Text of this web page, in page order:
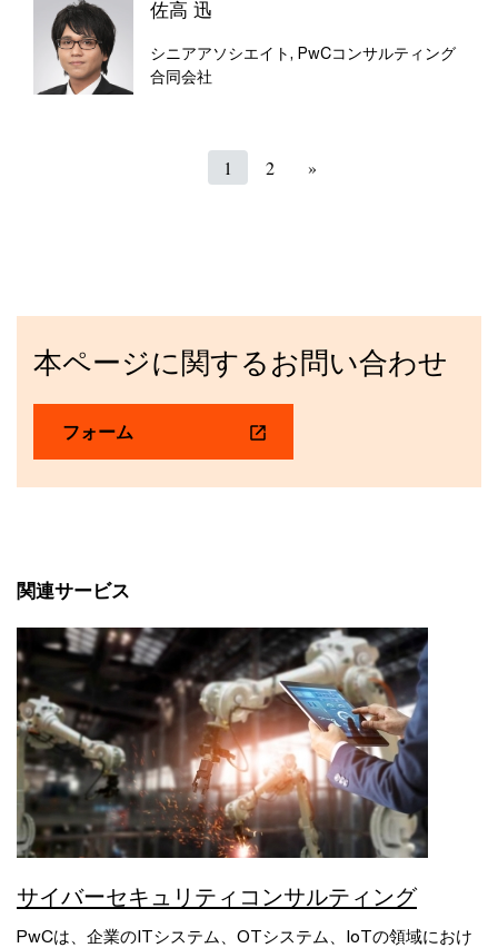
佐高 迅
シニアアソシエイト, PwCコンサルティング
合同会社
1 2 »
本ページに関するお問い合わせ
フォーム
関連サービス
サイバーセキュリティコンサルティング
PwCは、企業のITシステム、OTシステム、IoTの領域におけ